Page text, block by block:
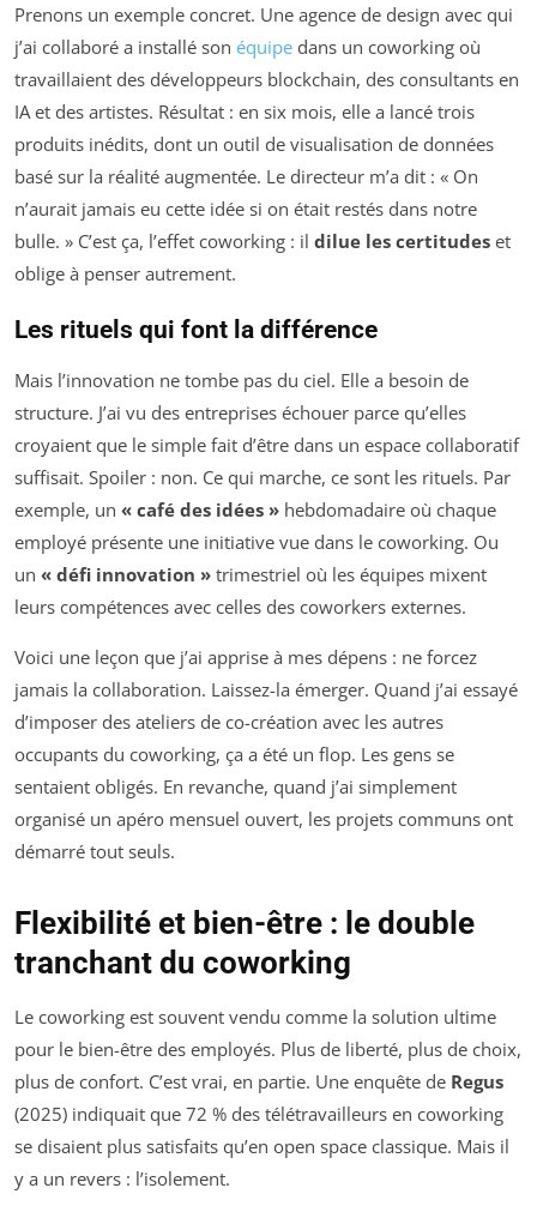
Prenons un exemple concret. Une agence de design avec qui
j’ai collaboré a installé son équipe dans un coworking où
travaillaient des développeurs blockchain, des consultants en
IA et des artistes. Résultat : en six mois, elle a lancé trois
produits inédits, dont un outil de visualisation de données
basé sur la réalité augmentée. Le directeur m’a dit : « On
n’aurait jamais eu cette idée si on était restés dans notre
bulle. » C’est ça, l’effet coworking : il dilue les certitudes et
oblige à penser autrement.
Les rituels qui font la différence
Mais l’innovation ne tombe pas du ciel. Elle a besoin de
structure. J’ai vu des entreprises échouer parce qu’elles
croyaient que le simple fait d’être dans un espace collaboratif
suffisait. Spoiler : non. Ce qui marche, ce sont les rituels. Par
exemple, un « café des idées » hebdomadaire où chaque
employé présente une initiative vue dans le coworking. Ou
un « défi innovation » trimestriel où les équipes mixent
leurs compétences avec celles des coworkers externes.
Voici une leçon que j’ai apprise à mes dépens : ne forcez
jamais la collaboration. Laissez-la émerger. Quand j’ai essayé
d’imposer des ateliers de co-création avec les autres
occupants du coworking, ça a été un flop. Les gens se
sentaient obligés. En revanche, quand j’ai simplement
organisé un apéro mensuel ouvert, les projets communs ont
démarré tout seuls.
Flexibilité et bien-être : le double
tranchant du coworking
Le coworking est souvent vendu comme la solution ultime
pour le bien-être des employés. Plus de liberté, plus de choix,
plus de confort. C’est vrai, en partie. Une enquête de Regus
(2025) indiquait que 72 % des télétravailleurs en coworking
se disaient plus satisfaits qu’en open space classique. Mais il
y a un revers : l’isolement.